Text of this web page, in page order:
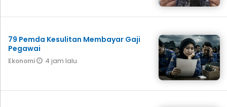
79 Pemda Kesulitan Membayar Gaji
Pegawai
Ekonomi 4 jam lalu